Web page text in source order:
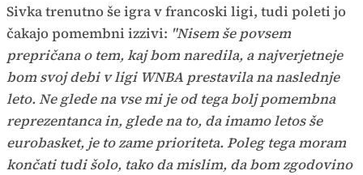
Sivka trenutno še igra v francoski ligi, tudi poleti jo
čakajo pomembni izzivi: "Nisem še povsem
prepričana o tem, kaj bom naredila, a najverjetneje
bom svoj debi v ligi WNBA prestavila na naslednje
leto. Ne glede na vse mi je od tega bolj pomembna
reprezentanca in, glede na to, da imamo letos še
eurobasket, je to zame prioriteta. Poleg tega moram
končati tudi šolo, tako da mislim, da bom zgodovino